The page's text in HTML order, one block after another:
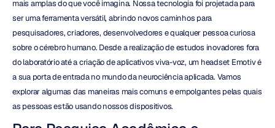
mais amplas do que você imagina. Nossa tecnologia foi projetada para
ser uma ferramenta versátil, abrindo novos caminhos para
pesquisadores, criadores, desenvolvedores e qualquer pessoa curiosa
sobre o cérebro humano. Desde a realização de estudos inovadores fora
do laboratório até a criação de aplicativos viva-voz, um headset Emotiv é
a sua porta de entrada no mundo da neurociência aplicada. Vamos
explorar algumas das maneiras mais comuns e empolgantes pelas quais
as pessoas estão usando nossos dispositivos.